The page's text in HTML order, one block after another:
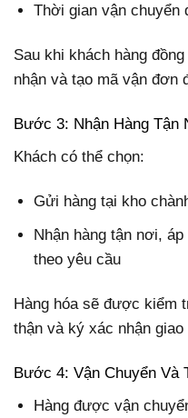
Thời gian vận chuyển
Sau khi khách hàng
nhận và tạo mã vận đơn
Bước 3: Nhận Hàng Tận
Khách có thể chọn:
Gửi hàng tại kho
Nhận hàng tận nơi,
theo yêu cầu
Hàng hóa sẽ được kiểm
thận và ký xác nhận giao
Bước 4: Vận Chuyển Và
Hàng được vận